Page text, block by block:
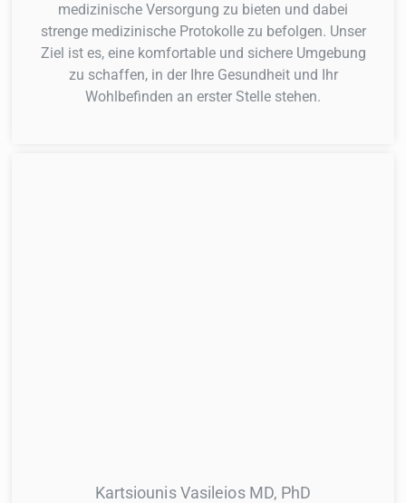
medizinische Versorgung zu bieten und dabei
strenge medizinische Protokolle zu befolgen. Unser
Ziel ist es, eine komfortable und sichere Umgebung
zu schaffen, in der Ihre Gesundheit und Ihr
Wohlbefinden an erster Stelle stehen.
Kartsiounis Vasileios MD, PhD